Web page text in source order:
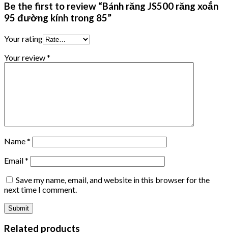
Be the first to review “Bánh răng JS500 răng xoắn
95 đường kính trong 85”
Your rating
Your review*
Name*
Email*
Save my name, email, and website in this browser for the
next time I comment.
Related products